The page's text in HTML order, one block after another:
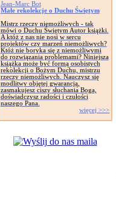
Jean-Marc Bot
Małe rekolekcje o Duchu Świętym
Mistrz rzeczy niemożliwych - tak
mówi o Duchu Świętym Autor książki.
A któż z nas nie nosi w sercu
projektów czy marzeń niemożliwych?
Któż nie boryka się z niemożliwymi
do rozwiązania problemami? Niniejsza
książka może być formą osobistych
rekolekcji o Bożym Duchu, mistrzu
rzeczy niemożliwych. Nauczysz się
modlitwy objętej gwarancją,
zasmakujesz ciszy słuchania Boga,
doświadczysz radości i czułości
naszego Pana.
więcej >>>